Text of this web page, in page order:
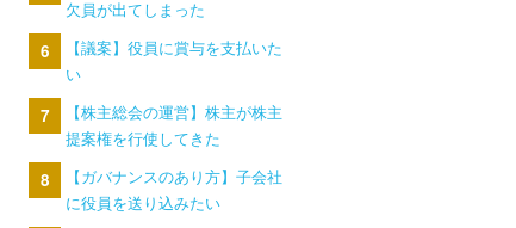
欠員が出てしまった
【議案】役員に賞与を支払いた
い
【株主総会の運営】株主が株主
提案権を行使してきた
【ガバナンスのあり方】子会社
に役員を送り込みたい